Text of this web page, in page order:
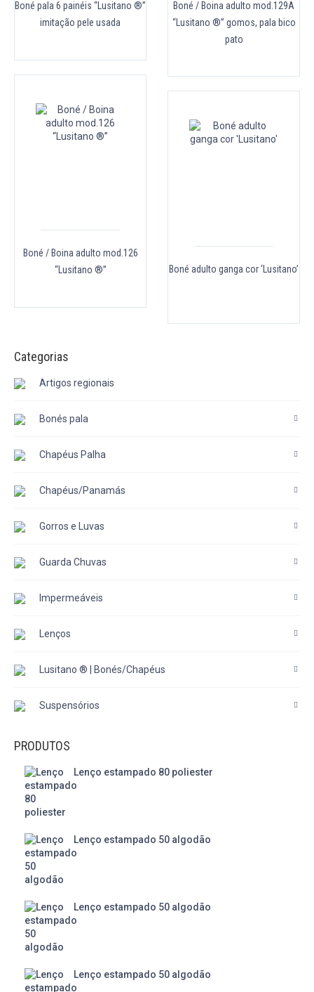
Boné pala 6 painéis “Lusitano ®”
imitação pele usada
Boné / Boina adulto mod.129A
“Lusitano ®” gomos, pala bico
pato
Boné / Boina adulto mod.126
“Lusitano ®”
Boné adulto ganga cor ‘Lusitano’
Categorias
Artigos regionais
Bonés pala
Chapéus Palha
Chapéus/Panamás
Gorros e Luvas
Guarda Chuvas
Impermeáveis
Lenços
Lusitano ® | Bonés/Chapéus
Suspensórios
PRODUTOS
Lenço estampado 80 poliester
Lenço estampado 50 algodão
Lenço estampado 50 algodão
Lenço estampado 50 algodão